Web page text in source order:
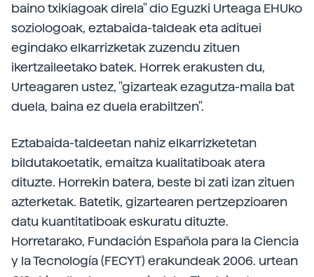
baino txikiagoak direla" dio Eguzki Urteaga EHUko
soziologoak, eztabaida-taldeak eta adituei
egindako elkarrizketak zuzendu zituen
ikertzaileetako batek. Horrek erakusten du,
Urteagaren ustez, "gizarteak ezagutza-maila bat
duela, baina ez duela erabiltzen".
Eztabaida-taldeetan nahiz elkarrizketetan
bildutakoetatik, emaitza kualitatiboak atera
dituzte. Horrekin batera, beste bi zati izan zituen
azterketak. Batetik, gizartearen pertzepzioaren
datu kuantitatiboak eskuratu dituzte.
Horretarako, Fundación Española para la Ciencia
y la Tecnología (FECYT) erakundeak 2006. urtean